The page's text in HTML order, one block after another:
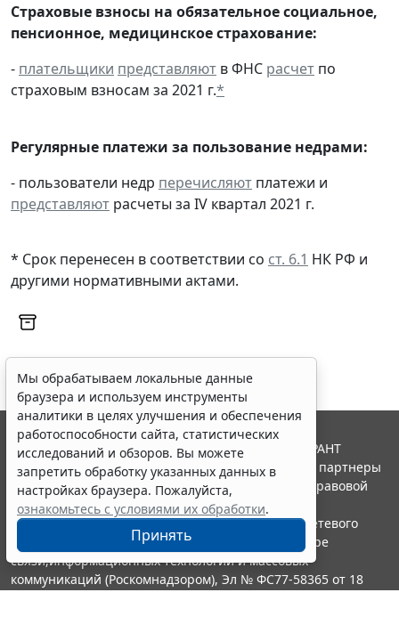
Страховые взносы на обязательное социальное,
пенсионное, медицинское страхование:
- плательщики представляют в ФНС расчет по
страховым взносам за 2021 г.*
Регулярные платежи за пользование недрами:
- пользователи недр перечисляют платежи и
представляют расчеты за IV квартал 2021 г.
* Срок перенесен в соответствии со ст. 6.1 НК РФ и
другими нормативными актами.
Мы обрабатываем локальные данные
браузера и используем инструменты
аналитики в целях улучшения и обеспечения
работоспособности сайта, статистических
исследований и обзоров. Вы можете
запретить обработку указанных данных в
настройках браузера. Пожалуйста,
ознакомьтесь с условиями их обработки.
Принять
© ООО "НПП "ГАРАНТ-СЕРВИС", 2026. Система ГАРАНТ
выпускается с 1990 года. Компания "Гарант" и ее партнеры
являются участниками Российской ассоциации правовой
информации ГАРАНТ.
Портал ГАРАНТ.РУ зарегистрирован в качестве сетевого
издания Федеральной службой по надзору в сфере
связи,информационных технологий и массовых
коммуникаций (Роскомнадзором), Эл № ФС77-58365 от 18